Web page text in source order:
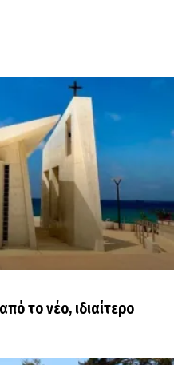
το νέο, ιδιαίτερο